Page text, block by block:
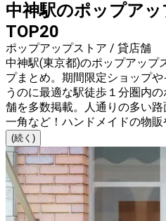
中神駅のポップア
TOP20
ポップアップストア / 貸店舗
中神駅(東京都)のポップアップ
プまとめ。期間限定ショップ
うのに最適な駅徒歩１分圏内
舗を多数掲載。人通りの多い
一角など！ハンドメイドの物
(続く)